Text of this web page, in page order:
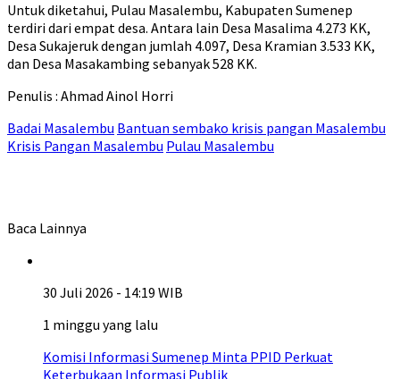
Untuk diketahui, Pulau Masalembu, Kabupaten Sumenep
terdiri dari empat desa. Antara lain Desa Masalima 4.273 KK,
Desa Sukajeruk dengan jumlah 4.097, Desa Kramian 3.533 KK,
dan Desa Masakambing sebanyak 528 KK.
Penulis : Ahmad Ainol Horri
Badai Masalembu Bantuan sembako krisis pangan Masalembu
Krisis Pangan Masalembu Pulau Masalembu
Baca Lainnya
30 Juli 2026 - 14:19 WIB
1 minggu yang lalu
Komisi Informasi Sumenep Minta PPID Perkuat
Keterbukaan Informasi Publik